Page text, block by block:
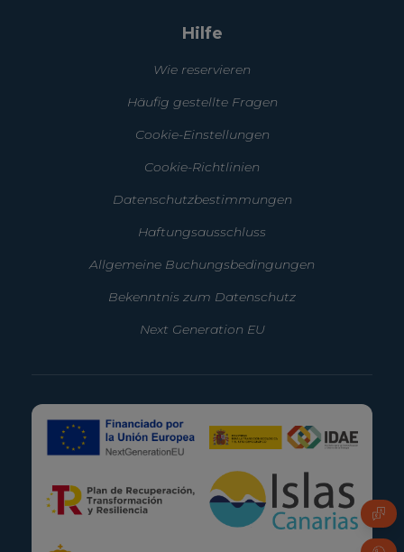
FAQ
Hilfe
Wie reservieren
Häufig gestellte Fragen
Cookie-Einstellungen
Cookie-Richtlinien
Datenschutzbestimmungen
Haftungsausschluss
Allgemeine Buchungsbedingungen
Bekenntnis zum Datenschutz
Next Generation EU